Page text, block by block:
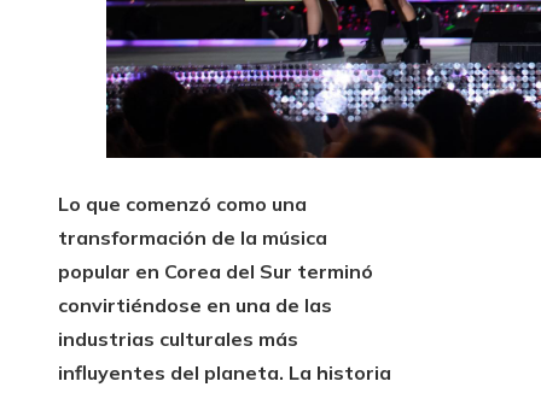
Lo que comenzó como una
transformación de la música
popular en Corea del Sur terminó
convirtiéndose en una de las
industrias culturales más
influyentes del planeta. La historia